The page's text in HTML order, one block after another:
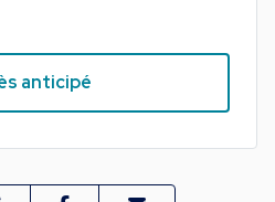
anticipé